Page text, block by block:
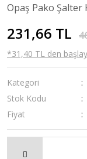
Opaş Pako
231,66 TL
*31,40 TL den
Kategori
Stok Kodu
Fiyat